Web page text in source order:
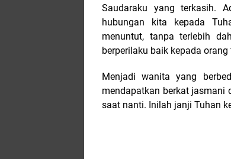
Saudaraku yang terkasih.
hubungan kita kepada
menuntut, tanpa terlebih
berperilaku baik kepada
Menjadi wanita yang
mendapatkan berkat jasmani
saat nanti. Inilah janji Tuhan